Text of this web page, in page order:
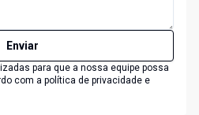
Enviar
para que a nossa equipe possa
com a política de privacidade e